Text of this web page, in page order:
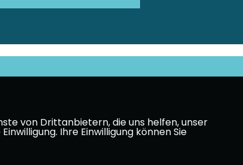
von Drittanbietern, die uns helfen, unser
Ihre Einwilligung können Sie